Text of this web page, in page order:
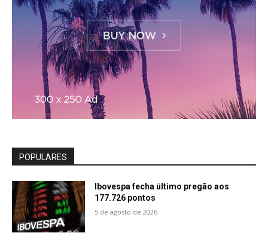
POPULARES
Ibovespa fecha último pregão aos
177.726 pontos
5 de agosto de 2026